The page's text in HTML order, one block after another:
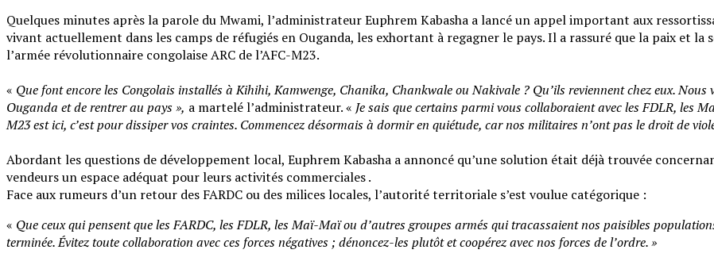
Quelques minutes après la parole du Mwami, l’administrateur Euphrem Kabasha a lancé un appel important aux
vivant actuellement dans les camps de réfugiés en Ouganda, les exhortant à regagner le pays. Il a rassuré que la paix et
l’armée révolutionnaire congolaise ARC de l’AFC-M23.
‎« Que font encore les Congolais installés à Kihihi, Kamwenge, Chanika, Chankwale ou Nakivale ? Qu’ils reviennent chez eux.
Ouganda et de rentrer au pays », a martelé l’administrateur. « Je sais que certains parmi vous collaboraient avec les FDLR, les
M23 est ici, c’est pour dissiper vos craintes. Commencez désormais à dormir en quiétude, car nos militaires n’ont pas le droit de
‎Abordant les questions de développement local, Euphrem Kabasha a annoncé qu’une solution était déjà trouvée
vendeurs un espace adéquat pour leurs activités commerciales .
‎Face aux rumeurs d’un retour des FARDC ou des milices locales, l’autorité territoriale s’est voulue catégorique :
‎« Que ceux qui pensent que les FARDC, les FDLR, les Maï-Maï ou d’autres groupes armés qui tracassaient nos paisibles
terminée. Évitez toute collaboration avec ces forces négatives ; dénoncez-les plutôt et coopérez avec nos forces de l’ordre. »